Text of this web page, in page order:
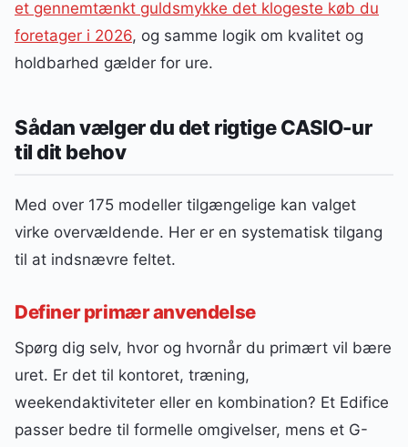
et gennemtænkt guldsmykke det klogeste køb du
foretager i 2026, og samme logik om kvalitet og
holdbarhed gælder for ure.
Sådan vælger du det rigtige CASIO-ur
til dit behov
Med over 175 modeller tilgængelige kan valget
virke overvældende. Her er en systematisk tilgang
til at indsnævre feltet.
Definer primær anvendelse
Spørg dig selv, hvor og hvornår du primært vil bære
uret. Er det til kontoret, træning,
weekendaktiviteter eller en kombination? Et Edifice
passer bedre til formelle omgivelser, mens et G-